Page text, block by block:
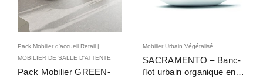
Pack Mobilier d'accueil Retail |
MOBILIER DE SALLE D'ATTENTE
Pack Mobilier GREEN-
Mobilier Urbain Végétalisé
SACRAMENTO – Banc-
îlot urbain organique en